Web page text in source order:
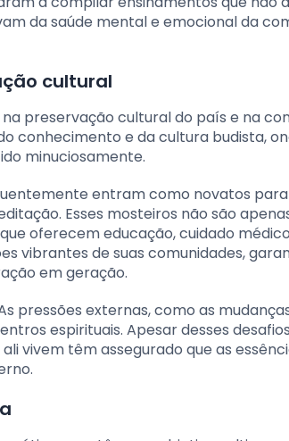
da saúde mental e emocional da
cultural
preservação cultural do país e na
conhecimento e da cultura budista,
minuciosamente.
entram como novatos
Esses mosteiros não são
oferecem educação, cuidado
vibrantes de suas comunidades,
em geração.
pressões externas, como as
espirituais. Apesar desses
vivem têm assegurado que as